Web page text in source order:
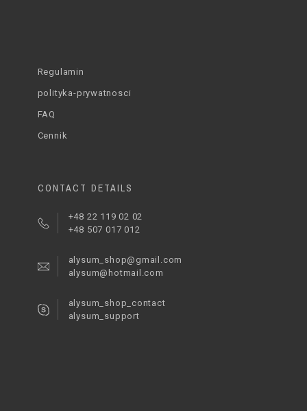
Regulamin
polityka-prywatnosci
FAQ
Cennik
CONTACT DETAILS
+48 22 119 02 02
+48 507 017 012
alysum_shop@gmail.com
alysum@hotmail.com
alysum_shop_contact
alysum_support